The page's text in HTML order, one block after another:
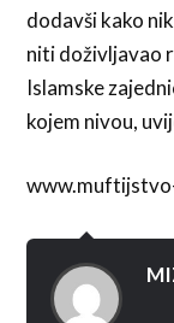
dodavši kako
niti doživljavao
Islamske
kojem nivou,